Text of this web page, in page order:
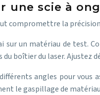
une scie à
compromettre la
sur un matériau de test.
boîtier du laser. Ajustez
angles pour
le gaspillage de